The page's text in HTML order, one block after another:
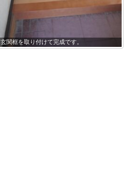
玄関框を取り付けて完成です。